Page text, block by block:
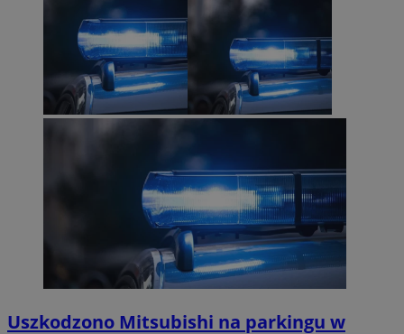
Uszkodzono Mitsubishi na parkingu w